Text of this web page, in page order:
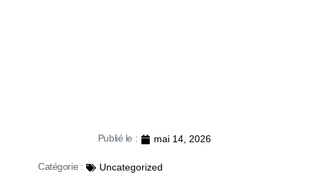
Publié le : mai 14, 2026
Catégorie : Uncategorized